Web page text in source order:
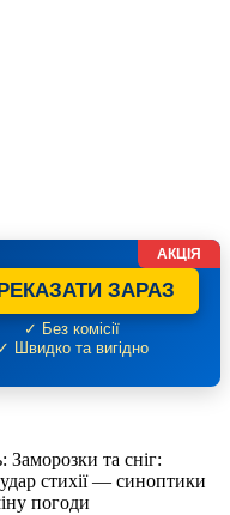
ЗАРАЗ
✓ Без комісії
✓ Швидко та вигідно
АКЦІЯ
та сніг:
стихії — синоптики
погоди